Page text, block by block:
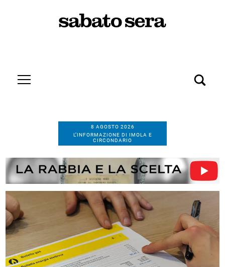
8 AGOSTO 2026
L’INFORMAZIONE DI IMOLA E
CIRCONDARIO